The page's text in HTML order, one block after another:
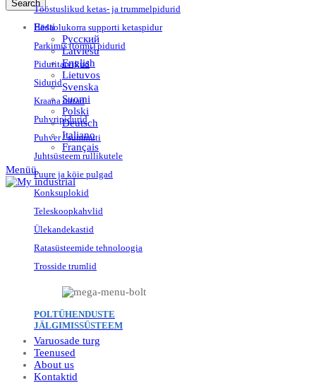
Search
Eesti
Русский
Latviešu
English
Lietuvos
Svenska
Suomi
Polski
Deutsch
Italiano
Français
Menüü
Tööstuslikud ketas- ja trummelpidurid
Hädaolukorra supporti ketaspidur
Parkimis (tormi) pidurid
Piduritarvikud
Sidurid
Kraana rattad
Puhvripidurid
Puhver / summuti
Juhtsüsteem rullikutele
Puure ja köie pulgad
Konksuplokid
Teleskoopkahvlid
Ülekandekastid
Ratasüsteemide tehnoloogia
Trosside trumlid
POLTÜHENDUSTE
JÄLGIMISSÜSTEEM
Varuosade turg
Teenused
About us
Kontaktid